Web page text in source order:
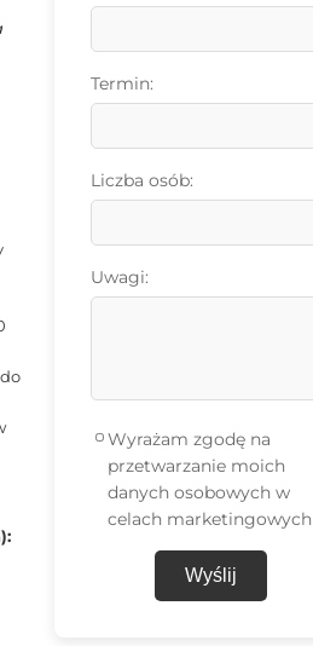
Termin:
Liczba osób:
Uwagi:
Wyrażam zgodę na
przetwarzanie moich
danych osobowych w
celach marketingowych
Wyślij